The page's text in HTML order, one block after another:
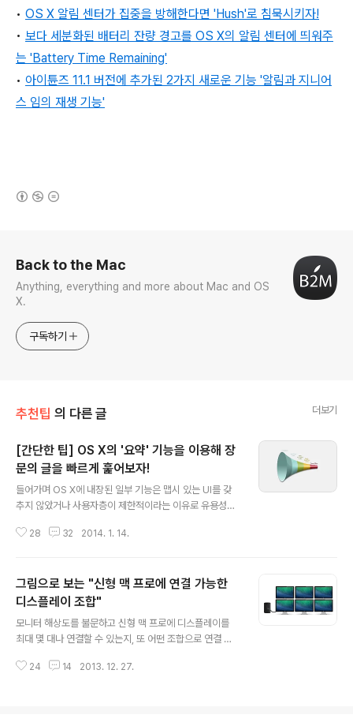
• OS X 알림 센터가 집중을 방해한다면 'Hush'로 침묵시키자!
• 보다 세분화된 배터리 잔량 경고를 OS X의 알림 센터에 띄워주
는 'Battery Time Remaining'
• 아이튠즈 11.1 버전에 추가된 2가지 새로운 기능 '알림과 지니어
스 임의 재생 기능'
Back to the Mac
Anything, everything and more about Mac and OS
X.
구독하기
추천팁 의 다른 글 더보기
[간단한 팁] OS X의 '요약' 기능을 이용해 장
문의 글을 빠르게 훑어보자!
들어가며 OS X에 내장된 일부 기능은 맵시 있는 UI를 갖
추지 않았거나 사용자층이 제한적이라는 이유로 유용성이
조차 모르는 경우도 태반입니다. 이번에 소개해 드리는 '요
기사나 PDF 문서, 이메일 메시지를 짧고 간결하게 함축해
단시간 빠르게 훑어볼 수 있도록 하는 자동화 기능입니다.
점차 정보의 양은 많아지는데 보고 즐길 것이 풍성해져 상
대적인 시간의 빈곤을 느끼는 현대인들에게 매우 활용도
높은 기능이라 할 수 있습니다. 또 특정 소프트웨어에 기능
이 한정되지 않기 때문에 사파리, 텍스트 편집기, RSS 리
28 32 2014. 1. 14.
그림으로 보는 "신형 맥 프로에 연결 가능한
디스플레이 조합"
모니터 해상도를 불문하고 신형 맥 프로에 디스플레이를
최대 몇 대나 연결할 수 있는지, 또 어떤 조합으로 연결 가
20일자로 공개됐습니다. 생각했던 것보다 조합이 매우 다
24 14 2013. 12. 27.